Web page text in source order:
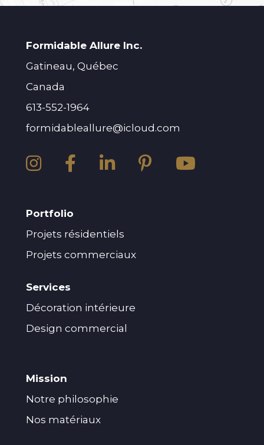
Formidable Allure Inc.
Gatineau, Québec
Canada
613-552-1964
formidableallure@icloud.com
Portfolio
Projets résidentiels
Projets commerciaux
Services
Décoration intérieure
Design commercial
Mission
Notre philosophie
Nos matériaux